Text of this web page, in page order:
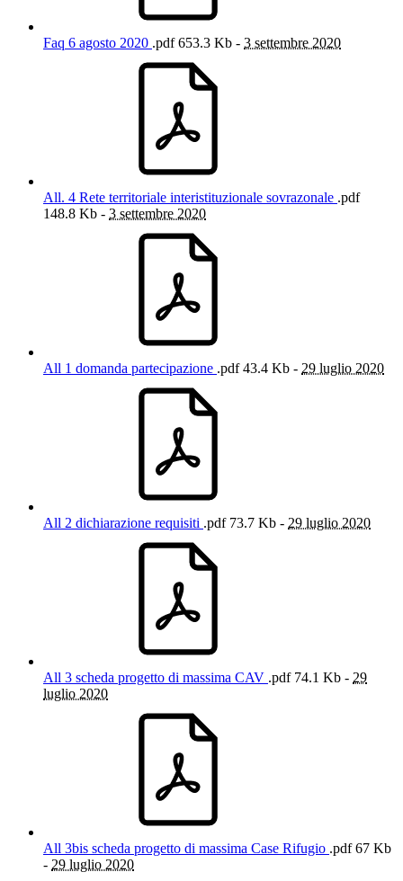
Faq 6 agosto 2020 .pdf653.3 Kb - 3 settembre 2020
All. 4 Rete territoriale interistituzionale sovrazonale .pdf
148.8 Kb - 3 settembre 2020
All 1 domanda partecipazione .pdf43.4 Kb - 29 luglio 2020
All 2 dichiarazione requisiti .pdf73.7 Kb - 29 luglio 2020
All 3 scheda progetto di massima CAV .pdf74.1 Kb - 29
luglio 2020
All 3bis scheda progetto di massima Case Rifugio .pdf67 Kb
- 29 luglio 2020